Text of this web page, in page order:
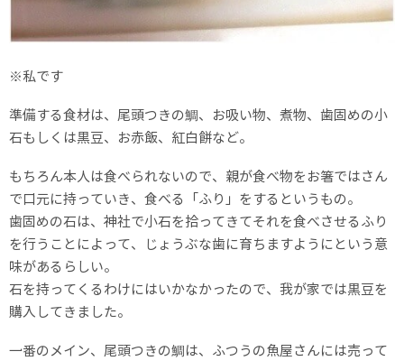
※私です
準備する食材は、尾頭つきの鯛、お吸い物、煮物、歯固めの小
石もしくは黒豆、お赤飯、紅白餅など。
もちろん本人は食べられないので、親が食べ物をお箸ではさん
で口元に持っていき、食べる「ふり」をするというもの。
歯固めの石は、神社で小石を拾ってきてそれを食べさせるふり
を行うことによって、じょうぶな歯に育ちますようにという意
味があるらしい。
石を持ってくるわけにはいかなかったので、我が家では黒豆を
購入してきました。
一番のメイン、尾頭つきの鯛は、ふつうの魚屋さんには売って